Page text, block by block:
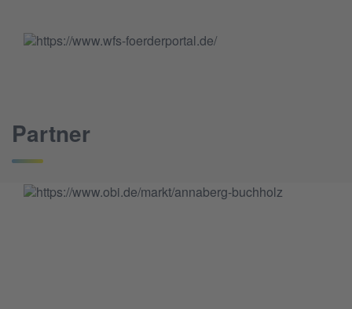
Partner